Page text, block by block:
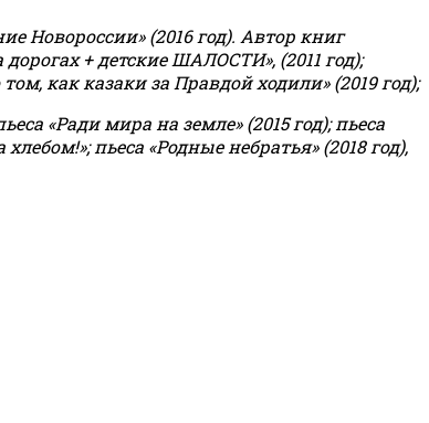
Новороссии» (2016 год). Автор книг
+ детские ШАЛОСТИ», (2011 год);
как казаки за Правдой ходили» (2019 год);
«Ради мира на земле» (2015 год); пьеса
хлебом!»;пьеса «Родные небратья» (2018 год),